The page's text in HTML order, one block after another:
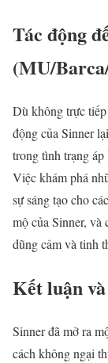
Tác động
(MU/
Dù không trực
động của Sinner
trong tình trạng
Việc khám phá
sự sáng tạo cho
mộ của Sinner, và
dũng cảm và tinh
Kết luận
Sinner đã mở ra
cách không ngại